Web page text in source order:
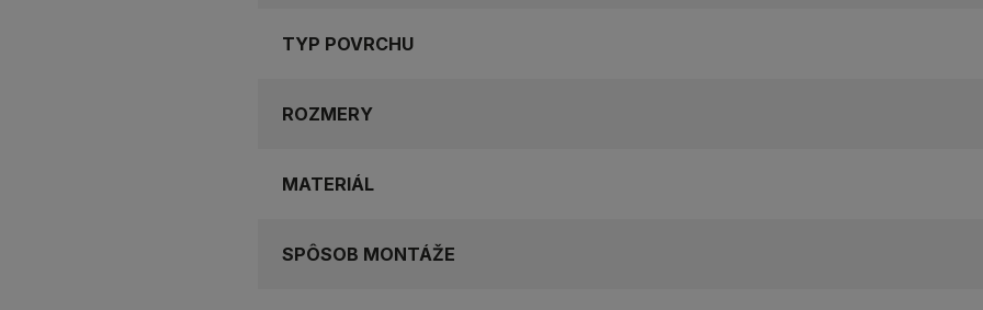
TYP POVRCHU
ROZMERY
MATERIÁL
SPÔSOB MONTÁŽE